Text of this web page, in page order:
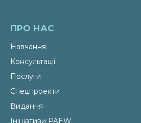
ПРО НАС
Навчання
Консультації
Послуги
Спецпроекти
Видання
Ініціативи PAEW